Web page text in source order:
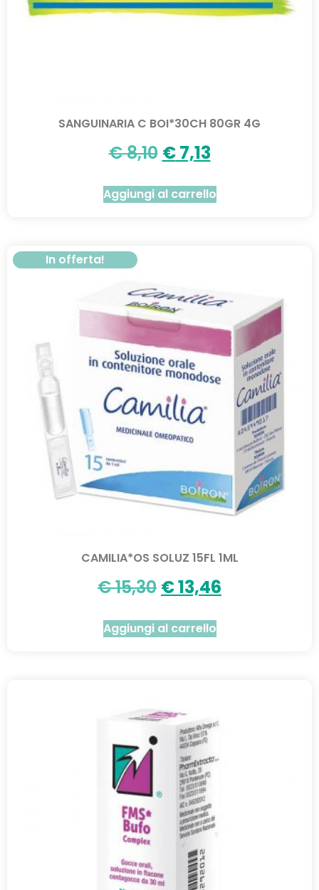
SANGUINARIA C BOI*30CH 80GR 4G
€8,10 €7,13
Aggiungi al carrello
In offerta!
CAMILIA*OS SOLUZ 15FL 1ML
€15,30 €13,46
Aggiungi al carrello